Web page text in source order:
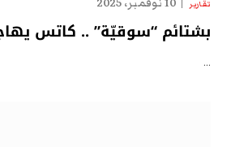
تقارير
بشتائم “سوقيّة” .. كاتس
…